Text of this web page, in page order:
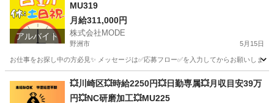
アルバイト
MU319
月給311,000円
株式会社MODE
野洲市 5月15日
お仕事をお探し中の方必見✨ メッセージは✅応募フロー✅を入力してからお願いしま
その他 時給
💥川崎区💥時給2250円💥日勤専属💥月収目安39万
円💥NC研磨加工💥MU225